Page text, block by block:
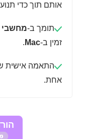
אותם תוך כדי
תומך ב-מחשבי Windows
זמין ב-Mac
.
התאמה אישית
אחת.